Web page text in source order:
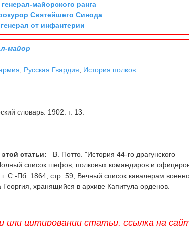
майорского ранга
Святейшего Синода
от инфантерии
майор
Русская Гвардия История полков
словарь. 1902. т. 13.
статьи:
В. Потто. "История 44-го драгунского
список шефов, полковых командиров и
С.-Пб. 1864, стр. 59; Вечный список кавалерам
хранящийся в архиве Капитула орденов.
или цитировании статьи, ссылка на